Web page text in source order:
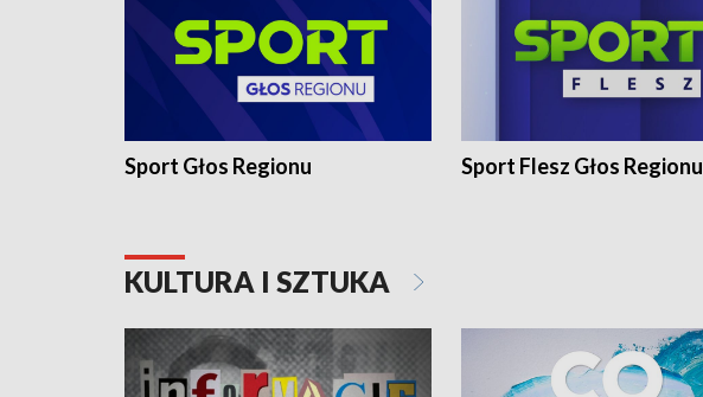
Sport Głos Regionu Sport Flesz Głos Regionu
KULTURA I SZTUKA